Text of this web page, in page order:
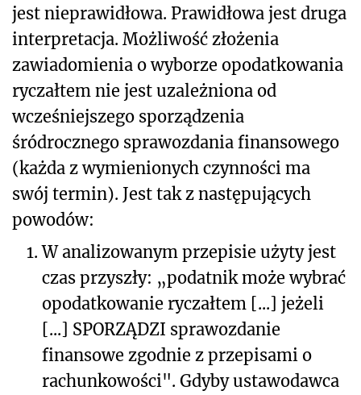
jest nieprawidłowa. Prawidłowa jest druga
interpretacja. Możliwość złożenia
zawiadomienia o wyborze opodatkowania
ryczałtem nie jest uzależniona od
wcześniejszego sporządzenia
śródrocznego sprawozdania finansowego
(każda z wymienionych czynności ma
swój termin). Jest tak z następujących
powodów:
1. W analizowanym przepisie użyty jest
czas przyszły: „podatnik może wybrać
opodatkowanie ryczałtem [...] jeżeli
[...] SPORZĄDZI sprawozdanie
finansowe zgodnie z przepisami o
rachunkowości". Gdyby ustawodawca